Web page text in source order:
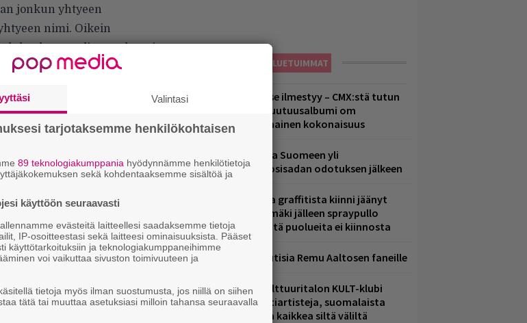
jonkun yhtyeen
nimi. Oikein
hengen lippupaketteja
LUETUIMMAT
Huomenna se ilmestyy – CMX:stä tutun
A.W. Yrjänän uutuusalbumi om
mammuttimainen kokonaisuus
Weezer palaa Suomeen yli
neljännesvuosisadan odotuksen jälkeen
Laittomasta graffitista kiinni jäänyt
Paavo Arhinmäki jälleen spraypullo
kädessä – näitä puolueita ei kiinnosta
Mainioita uutisia Remu Aaltosen faneille
Helsingin Kulttuuritalon KULT-klubi
tarjoaa kulttiartisteja, suomalaista
osaamista ja kaikkea siltä väliltä
Valintasi
tarjotaksemme henkilökohtaisen
89 teknologiakumppania hyödynnämme henkilötietoja
sekä kohdentaaksemme sisältöä ja
käyttöön seuraavasti
evästeitä laitteellesi saadaksemme tietoja
IP-osoitteestasi sekä laitteesi ominaisuuksista. Pääset
käyttötarkoituksiin ja teknologiakumppaneihimme
voi vaikuttaa sivuston toimivuuteen ja
tietoja myös ilman suostumusta, jos niillä on siihen
tätä tai muuttaa asetuksiasi milloin tahansa seuraavalla